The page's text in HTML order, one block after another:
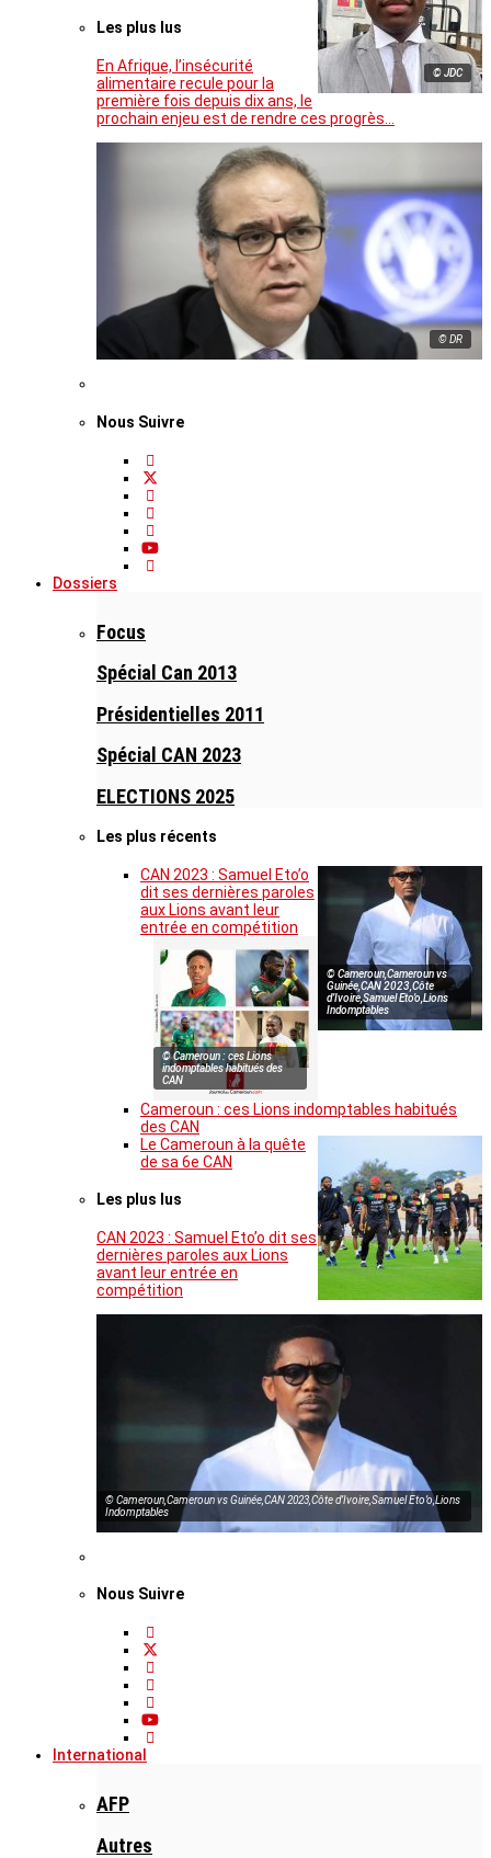
© JDC
Les plus lus
En Afrique, l’insécurité
alimentaire recule pour la
première fois depuis dix ans, le
prochain enjeu est de rendre ces progrès…
© DR
Nous Suivre
Dossiers
Focus
Spécial Can 2013
Présidentielles 2011
Spécial CAN 2023
ELECTIONS 2025
Les plus récents
© Cameroun,Cameroun vs
Guinée,CAN 2023,Côte
d’Ivoire,Samuel Eto’o,Lions
Indomptables
CAN 2023 : Samuel Eto’o
dit ses dernières paroles
aux Lions avant leur
entrée en compétition
© Cameroun : ces Lions
indomptables habitués des
CAN
Cameroun : ces Lions indomptables habitués
des CAN
Le Cameroun à la quête
de sa 6e CAN
Les plus lus
CAN 2023 : Samuel Eto’o dit ses
dernières paroles aux Lions
avant leur entrée en
compétition
© Cameroun,Cameroun vs Guinée,CAN 2023,Côte d’Ivoire,Samuel Eto’o,Lions
Indomptables
Nous Suivre
International
AFP
Autres